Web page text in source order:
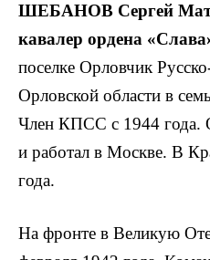
ШЕБАНОВ Сергей
кавалер ордена
поселке Орловчик
Орловской области в
Член КПСС с 1944 года.
и работал в Москве. В
года.
На фронте в Великую